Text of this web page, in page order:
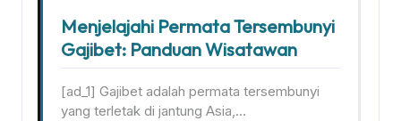
Menjelajahi Permata Tersembunyi
Gajibet: Panduan Wisatawan
[ad_1] Gajibet adalah permata tersembunyi
yang terletak di jantung Asia,…